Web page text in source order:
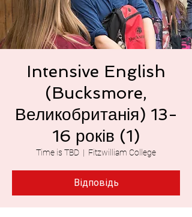
Intensive English
(Bucksmore,
Великобританія) 13-
16 років (1)
Time is TBD
  |
Fitzwilliam College
Відповідь